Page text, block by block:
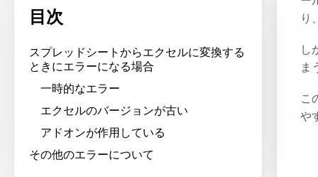
目次
スプレッドシートからエクセルに変換する
ときにエラーになる場合
一時的なエラー
エクセルのバージョンが古い
アドオンが作用している
その他のエラーについて
り
し
ま
こ
や